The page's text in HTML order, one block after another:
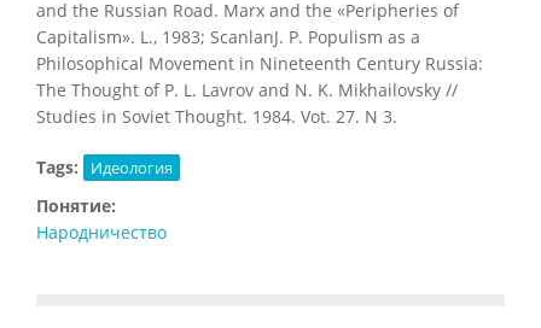
and the Russian Road. Marx and the «Peripheries of
Capitalism». L., 1983; ScanlanJ. P. Populism as a
Philosophical Movement in Nineteenth Century Russia:
The Thought of P. L. Lavrov and N. K. Mikhailovsky //
Studies in Soviet Thought. 1984. Vot. 27. N 3.
Tags: Идеология
Понятие:
Народничество